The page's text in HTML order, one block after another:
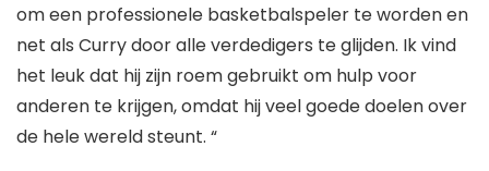
om een ​​professionele basketbalspeler te worden en
net als Curry door alle verdedigers te glijden. Ik vind
het leuk dat hij zijn roem gebruikt om hulp voor
anderen te krijgen, omdat hij veel goede doelen over
de hele wereld steunt. “